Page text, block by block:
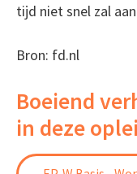
tijd niet snel zal
Bron: fd.nl
Boeiend
in deze